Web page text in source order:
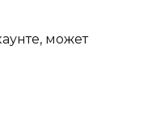
может